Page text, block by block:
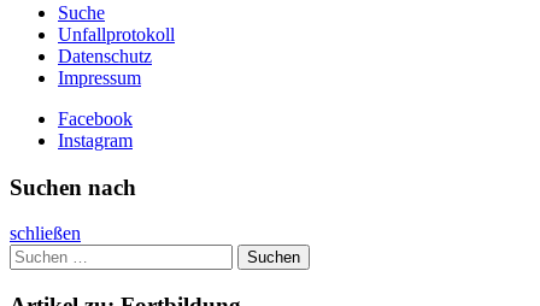
Suche
Unfallprotokoll
Datenschutz
Impressum
Facebook
Instagram
Suchen nach
schließen
Suchen
nach: